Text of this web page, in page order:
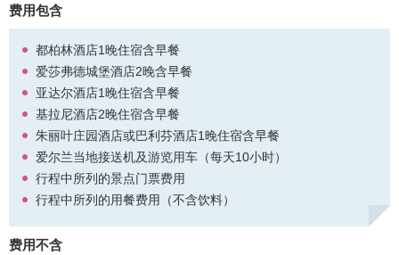
些签证的条款，则可选择申请5年多次签证的选项。最终解释权由爱尔
兰大使馆。
2. 如游客获得的是爱尔兰颁发的“英国-爱尔兰”（BIVS）签证，每次需
先从爱尔兰入境，再前往英国；如果游客获得的是英国颁发的“英国-
爱尔兰”（BIVS），首次需从英国入境，之后则可选择从英国或者爱尔
兰入境均可。
费用包含
都柏林酒店1晚住宿含早餐
爱莎弗德城堡酒店2晚含早餐
亚达尔酒店1晚住宿含早餐
基拉尼酒店2晚住宿含早餐
朱丽叶庄园酒店或巴利芬酒店1晚住宿含早餐
爱尔兰当地接送机及游览用车（每天10小时）
行程中所列的景点门票费用
行程中所列的用餐费用（不含饮料）
费用不含